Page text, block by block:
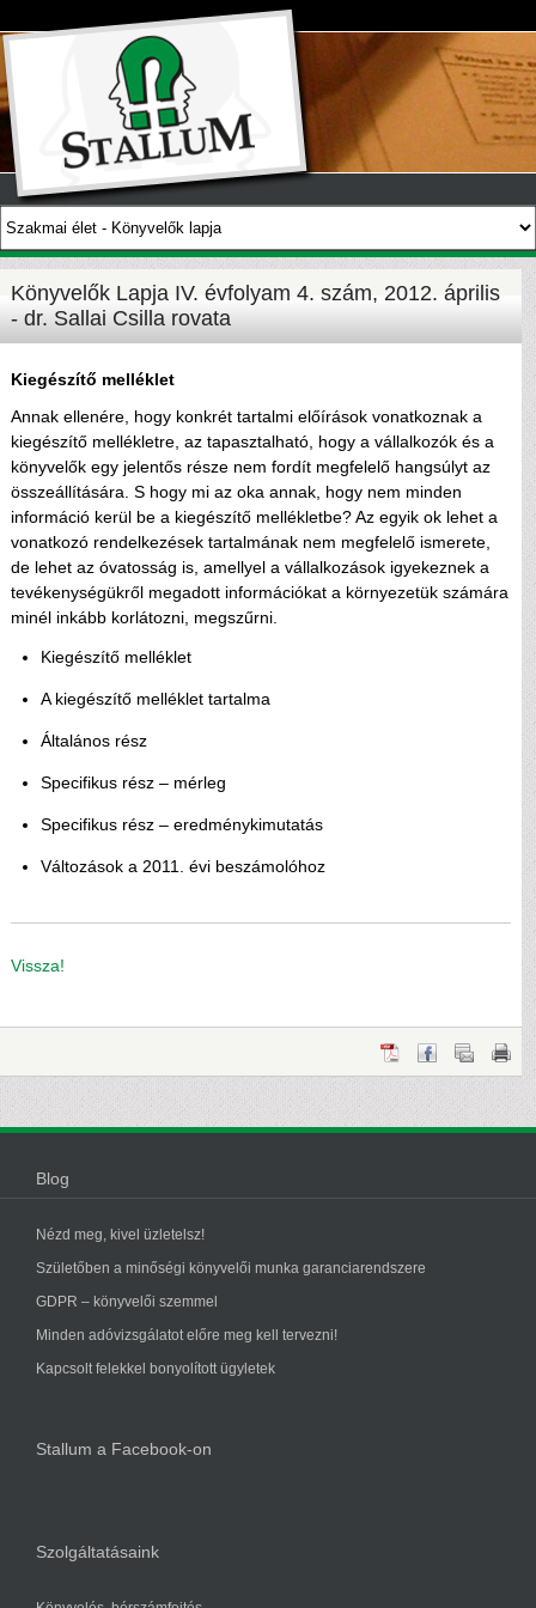
Könyvelők Lapja IV. évfolyam 4. szám, 2012. április
- dr. Sallai Csilla rovata
Kiegészítő melléklet
Annak ellenére, hogy konkrét tartalmi előírások vonatkoznak a
kiegészítő mellékletre, az tapasztalható, hogy a vállalkozók és a
könyvelők egy jelentős része nem fordít megfelelő hangsúlyt az
összeállítására. S hogy mi az oka annak, hogy nem minden
információ kerül be a kiegészítő mellékletbe? Az egyik ok lehet a
vonatkozó rendelkezések tartalmának nem megfelelő ismerete,
de lehet az óvatosság is, amellyel a vállalkozások igyekeznek a
tevékenységükről megadott információkat a környezetük számára
minél inkább korlátozni, megszűrni.
Kiegészítő melléklet
A kiegészítő melléklet tartalma
Általános rész
Specifikus rész – mérleg
Specifikus rész – eredménykimutatás
Változások a 2011. évi beszámolóhoz
Vissza!
Blog
Nézd meg, kivel üzletelsz!
Születőben a minőségi könyvelői munka garanciarendszere
GDPR – könyvelői szemmel
Minden adóvizsgálatot előre meg kell tervezni!
Kapcsolt felekkel bonyolított ügyletek
Stallum a Facebook-on
Szolgáltatásaink